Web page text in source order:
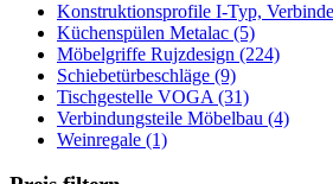
Konstruktionsprofile I-Typ,
Küchenspülen Metalac (5)
Möbelgriffe Rujzdesign (224)
Schiebetürbeschläge (9)
Tischgestelle VOGA (31)
Verbindungsteile Möbelbau (4)
Weinregale (1)